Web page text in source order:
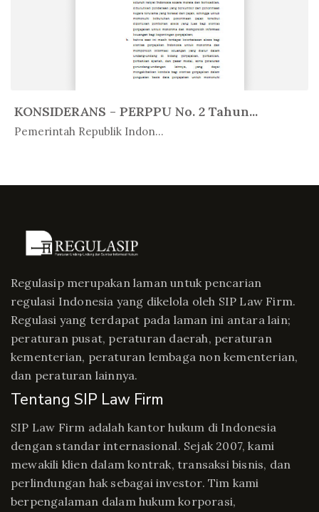
KONSIDERANS - PERPPU No. 2 Tahun...
Pemerintah Republik Indon...
In Buku
Regulasip merupakan laman untuk pencarian
regulasi Indonesia yang dikelola oleh SIP Law Firm.
Regulasi yang terdapat pada laman ini antara lain;
peraturan pusat, peraturan daerah, peraturan
kementerian, peraturan lembaga non kementerian,
dan peraturan lainnya.
Tentang SIP Law Firm
SIP Law Firm adalah kantor hukum di Indonesia
dengan standar internasional. Sejak 2007, kami
mewakili klien dalam kontrak, transaksi bisnis, dan
perlindungan hak sebagai investor. Tim kami
berpengalaman dalam hukum korporasi,